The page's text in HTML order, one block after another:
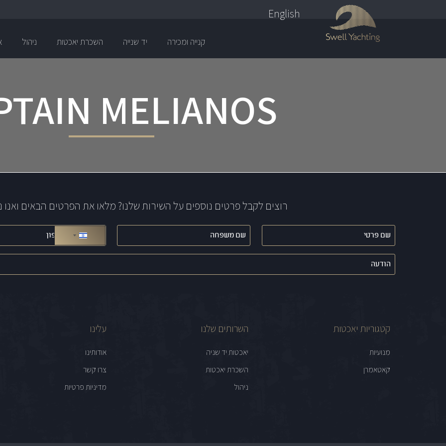
English
קנייה ומכירה יד שנייה השכרת יאכטות ניהול
MELIANOS
רוצים לקבל פרטים נוספים על השירות שלנו? מלאו את הפרטים הבאים
שם
פרטי
(חובה)
שם
משפחה
(חובה)
טלפון
(חובה)ישראל +972
הודעה
קטגוריות יאכטות
מנועיות
קאטאמרן
השרותים שלנו
יאכטות יד שניה
השכרת יאכטות
ניהול
עלינו
אודותינו
צרו קשר
מדיניות פרטיות